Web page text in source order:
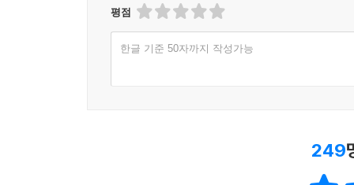
평점
한글 기준 50자까지 작성가능
249